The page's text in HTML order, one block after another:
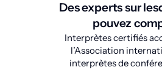
Des experts sur
pouvez
Interprètes certifiés
l’Association
interprètes de